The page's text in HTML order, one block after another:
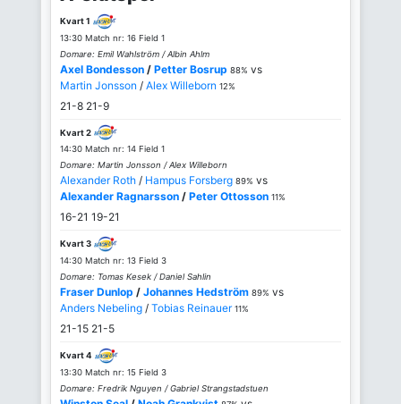
Kvart 1
13:30 Match nr: 16 Field 1
Domare: Emil Wahlström / Albin Ahlm
Axel Bondesson / Petter Bosrup 88% vs
Martin Jonsson / Alex Willeborn 12%
21-8 21-9
Kvart 2
14:30 Match nr: 14 Field 1
Domare: Martin Jonsson / Alex Willeborn
Alexander Roth / Hampus Forsberg 89% vs
Alexander Ragnarsson / Peter Ottosson 11%
16-21 19-21
Kvart 3
14:30 Match nr: 13 Field 3
Domare: Tomas Kesek / Daniel Sahlin
Fraser Dunlop / Johannes Hedström 89% vs
Anders Nebeling / Tobias Reinauer 11%
21-15 21-5
Kvart 4
13:30 Match nr: 15 Field 3
Domare: Fredrik Nguyen / Gabriel Strangstadstuen